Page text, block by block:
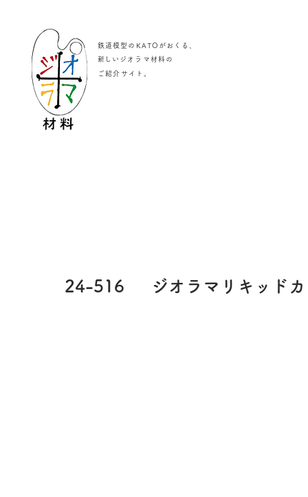
鉄道模型のKATOがおくる、
​新しいジオラマ材料の
ご紹介サイト
24-516 ジオラマリキッド